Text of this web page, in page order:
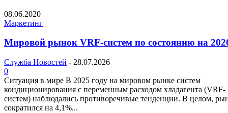
08.06.2020
Маркетинг
Мировой рынок VRF-систем по состоянию на
Служба Новостей - 28.07.2026
0
Ситуация в мире В 2025 году на мировом рынке систем
кондиционирования с переменным расходом хладагента (VRF-
систем) наблюдались противоречивые тенденции. В целом,
сократился на 4,1%...